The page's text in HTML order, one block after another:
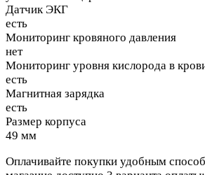
Датчик ЭКГ
есть
Мониторинг кровяного давления
нет
Мониторинг уровня кислорода в
есть
Магнитная зарядка
есть
Размер корпуса
49 мм
Оплачивайте покупки удобным